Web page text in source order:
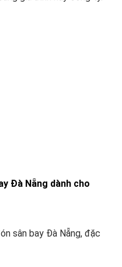
Đà Nẵng dành cho
sân bay Đà Nẵng, đặc